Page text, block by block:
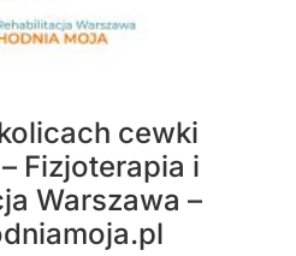
cewki
Fizjoterapia i
Warszawa –